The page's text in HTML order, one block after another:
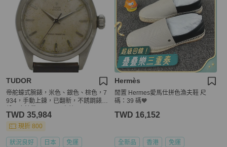
TUDOR
帝舵蠔式腕錶，米色、銀色、棕色，7
934，手動上鍊，已翻新，不銹鋼錶
TWD 35,984
現折 800
狀況良好 日本 免運
Hermès
閒置 Hermes愛馬仕拼色漁夫鞋 尺
碼：39 碼🧡
TWD 16,152
全新品 香港 免運